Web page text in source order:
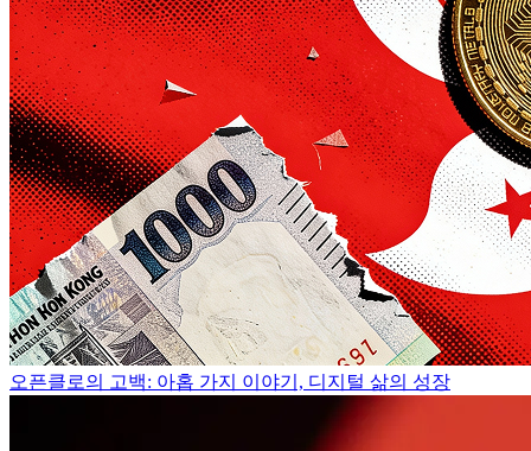
오픈클로의 고백: 아홉 가지 이야기, 디지털 삶의 성장